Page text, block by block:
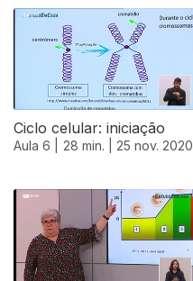
Ciclo celular: iniciação
Aula 6 | 28 min. | 25 nov. 2020